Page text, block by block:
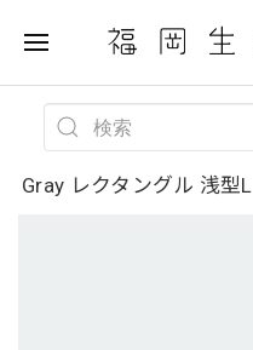
Gray レクタングル 浅型L